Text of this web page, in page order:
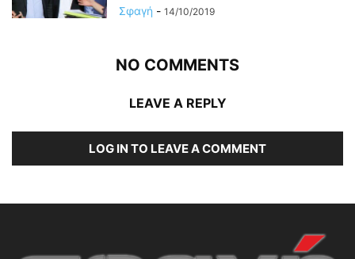
Σφαγή - 14/10/2019
NO COMMENTS
LEAVE A REPLY
LOG IN TO LEAVE A COMMENT